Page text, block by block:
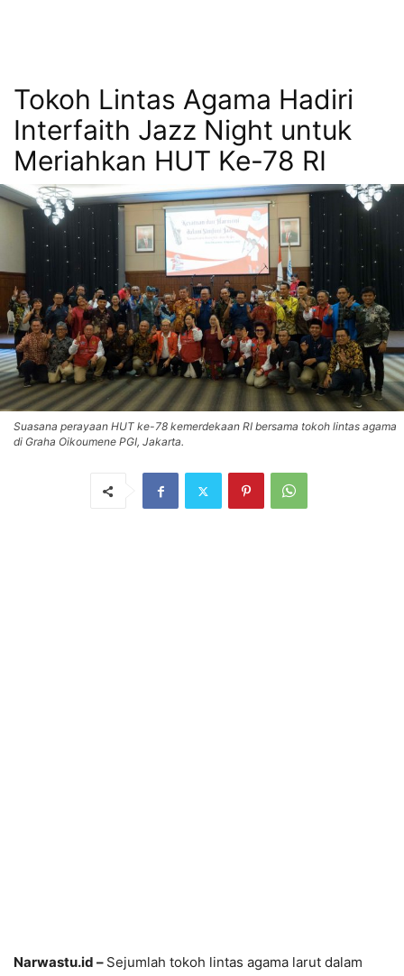
Tokoh Lintas Agama Hadiri
Interfaith Jazz Night untuk
Meriahkan HUT Ke-78 RI
Suasana perayaan HUT ke-78 kemerdekaan RI bersama tokoh lintas agama
di Graha Oikoumene PGI, Jakarta.
Narwastu.id – Sejumlah tokoh lintas agama larut dalam